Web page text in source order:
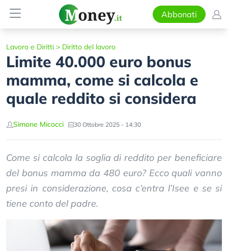
Abbonati
Lavoro e Diritti > Diritto del lavoro
Limite 40.000 euro bonus
mamma, come si calcola e
quale reddito si considera
Simone Micocci 30 Ottobre 2025 - 14:30
Come si calcola la soglia di reddito per beneficiare
del bonus mamma da 480 euro? Ecco quali vanno
presi in considerazione, cosa c’entra l’Isee e se si
tiene conto del padre.